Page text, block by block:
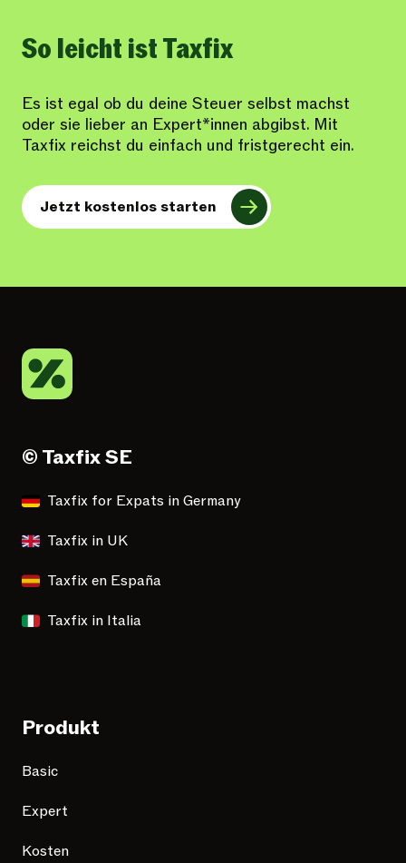
So leicht ist Taxfix
Es ist egal ob du deine Steuer selbst machst
oder sie lieber an Expert*innen abgibst. Mit
Taxfix reichst du einfach und fristgerecht ein.
Jetzt kostenlos starten
© Taxfix SE
Taxfix for Expats in Germany
Taxfix in UK
Taxfix en España
Taxfix in Italia
Produkt
Basic
Expert
Kosten